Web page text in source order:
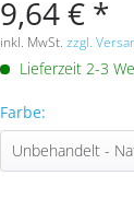
9,64 € *
inkl. MwSt.zzgl.
Lieferzeit 2-3
Farbe: